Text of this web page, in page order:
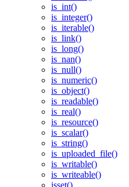
is_int()
is_integer()
is_iterable()
is_link()
is_long()
is_nan()
is_null()
is_numeric()
is_object()
is_readable()
is_real()
is_resource()
is_scalar()
is_string()
is_uploaded_file()
is_writable()
is_writeable()
isset()